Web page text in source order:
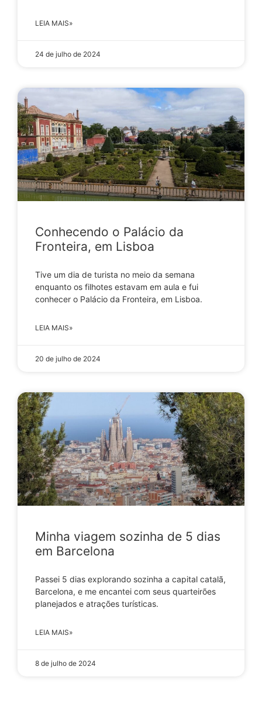
LEIA MAIS»
24 de julho de 2024
Conhecendo o Palácio da
Fronteira, em Lisboa
Tive um dia de turista no meio da semana
enquanto os filhotes estavam em aula e fui
conhecer o Palácio da Fronteira, em Lisboa.
LEIA MAIS»
20 de julho de 2024
Minha viagem sozinha de 5 dias
em Barcelona
Passei 5 dias explorando sozinha a capital catalã,
Barcelona, e me encantei com seus quarteirões
planejados e atrações turísticas.
LEIA MAIS»
8 de julho de 2024